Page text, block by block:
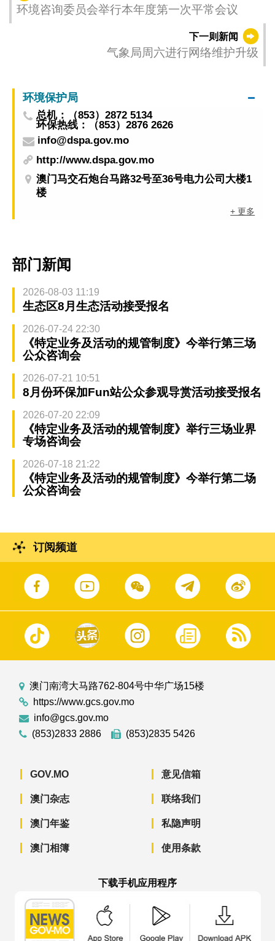
环境咨询委员会举行本年度第一次平常会议
下一则新闻
气象局周六进行网络维护升级
环境保护局
总机：（853）2872 5134
环保热线：（853）2876 2626
info@dspa.gov.mo
http://www.dspa.gov.mo
澳门马交石炮台马路32号至36号电力公司大楼1
楼
+ 更多
部门新闻
2026-08-03 11:19
生态区8月生态活动接受报名
2026-07-24 22:30
《特定业务及活动的规管制度》今举行第三场
公众咨询会
2026-07-21 10:51
8月份环保加Fun站公众参观导赏活动接受报名
2026-07-20 22:09
《特定业务及活动的规管制度》举行三场业界
专场咨询会
2026-07-18 21:22
《特定业务及活动的规管制度》今举行第二场
公众咨询会
订阅频道
澳门南湾大马路762-804号中华广场15楼
https://www.gcs.gov.mo
info@gcs.gov.mo
(853)2833 2886
(853)2835 5426
GOV.MO
澳门杂志
澳门年鉴
澳门相簿
意见信箱
联络我们
私隐声明
使用条款
下载手机应用程序